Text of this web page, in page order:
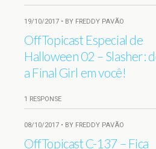
19/10/2017 • BY FREDDY PAVÃO
OffTopicast Especial de
Halloween 02 – Slasher:
a Final Girl em você!
1 RESPONSE
08/10/2017 • BY FREDDY PAVÃO
OffTopicast C-137 – Fica